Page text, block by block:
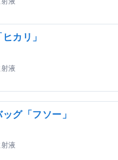
カリ」
液
グ「フソー」
液